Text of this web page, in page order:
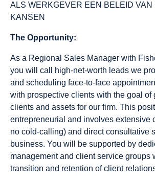
ALS WERKGEVER EEN BELEID VAN
KANSEN
The Opportunity:
As a Regional Sales Manager with
you will call high-net-worth leads we
and scheduling face-to-face
with prospective clients with the goal of
clients and assets for our firm. This
entrepreneurial and involves extensive
no cold-calling) and direct consultative
business. You will be supported by
management and client service groups
transition and retention of client